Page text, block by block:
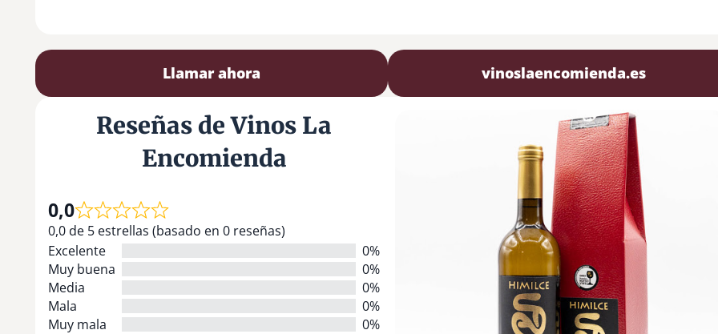
Llamar ahora vinoslaencomienda.es
Reseñas de Vinos La
Encomienda
0,0
0,0 de 5 estrellas (basado en 0 reseñas)
Excelente
0%
Muy buena
0%
Media
0%
Mala
0%
Muy mala
0%